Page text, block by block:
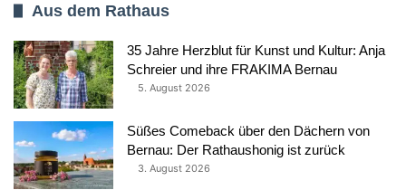
Aus dem Rathaus
35 Jahre Herzblut für Kunst und Kultur: Anja
Schreier und ihre FRAKIMA Bernau
5. August 2026
Süßes Comeback über den Dächern von
Bernau: Der Rathaushonig ist zurück
3. August 2026